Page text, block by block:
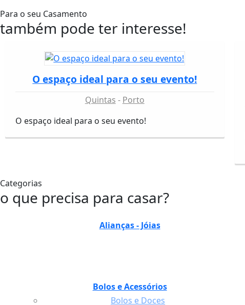
Para o seu Casamento
também pode ter interesse!
O espaço ideal para o seu evento!
Quintas
Porto
O espaço ideal para o seu evento!
Categorias
o que precisa para casar?
Alianças - Jóias
Bolos e Acessórios
Bolos e Doces